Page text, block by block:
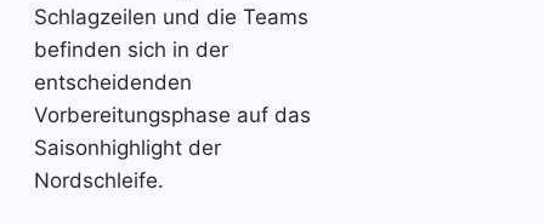
Schlagzeilen und die Teams
befinden sich in der
entscheidenden
Vorbereitungsphase auf das
Saisonhighlight der
Nordschleife.